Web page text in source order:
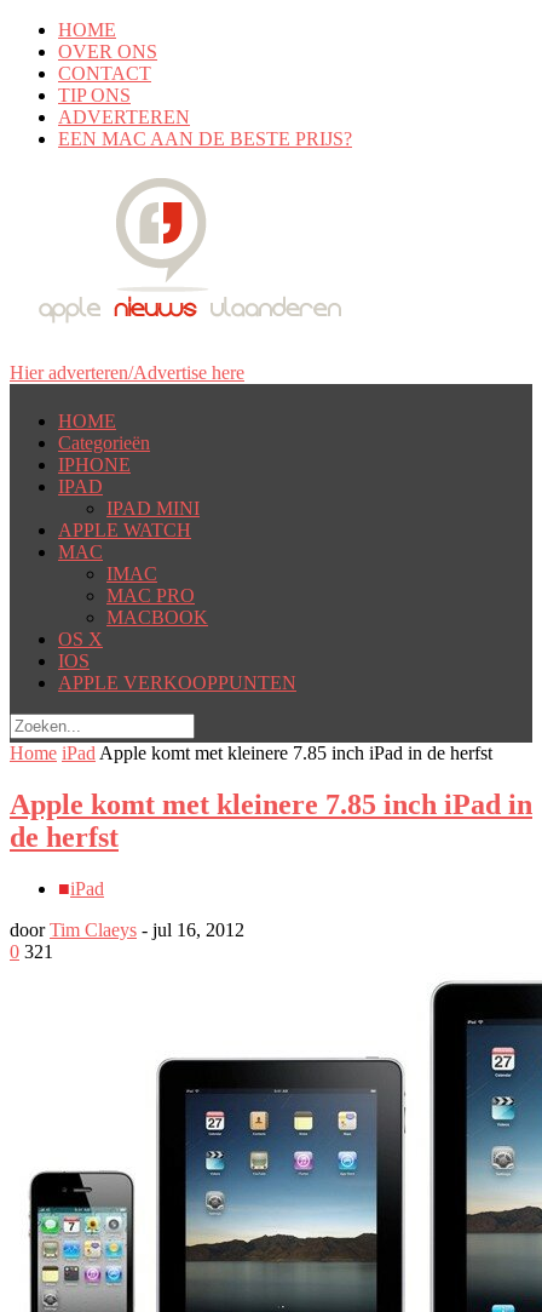
HOME
OVER ONS
CONTACT
TIP ONS
ADVERTEREN
EEN MAC AAN DE BESTE PRIJS?
Hier adverteren/Advertise here
HOME
Categorieën
IPHONE
IPAD
IPAD MINI
APPLE WATCH
MAC
IMAC
MAC PRO
MACBOOK
OS X
IOS
APPLE VERKOOPPUNTEN
Home iPad Apple komt met kleinere 7.85 inch iPad in de herfst
Apple komt met kleinere 7.85 inch iPad in
de herfst
■iPad
doorTim Claeys - jul 16, 2012
0 321